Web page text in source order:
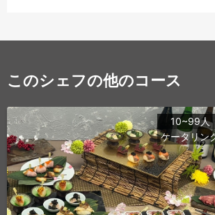
このシェフの他のコース
10~99人
ケータリン